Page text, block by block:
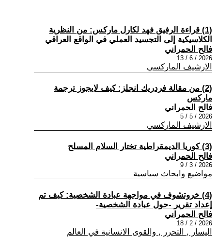
(1) قراءة الرفيق فهد لكارل ماركس: من النظرية
الكلاسيكية إلى التجسيد العملي في الواقع العراقي
فالح الحمراني
2026 / 6 / 13
الارشيف الماركسي
(2) من مقالة فردريك انجلز: كيف لايجوز ترجمة
ماركس
فالح الحمراني
2026 / 5 / 5
الارشيف الماركسي
(3) كوريا الديمقراطية تختار السلام المسلح
فالح الحمراني
2026 / 3 / 9
مواضيع وابحاث سياسية
(4) خروتشوف في مواجهة عبادة الشخصية: كيف تم
إعداد تقرير -حول عبادة الشخصية-
فالح الحمراني
2026 / 2 / 18
اليسار , التحرر , والقوى الانسانية في العالم